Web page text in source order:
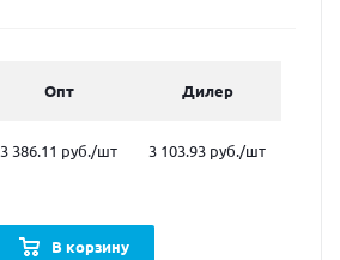
Опт Дилер
3 386.11 руб./шт 3 103.93 руб./шт
В корзину